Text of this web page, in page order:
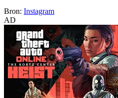
Bron: Instagram
AD